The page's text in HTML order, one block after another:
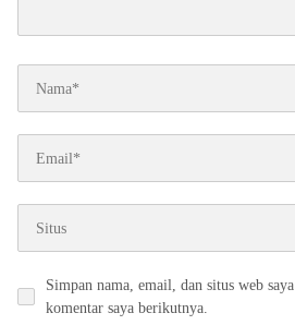
Simpan nama, email, dan situs web
komentar saya berikutnya.